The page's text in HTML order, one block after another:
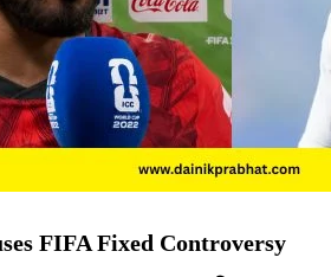
FIFA Fixed Controversy